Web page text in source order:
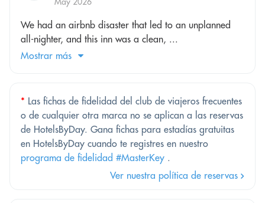
We had an airbnb disaster that led to an unplanned
all-nighter, and this inn was a clean, ...
Mostrar más
* Las fichas de fidelidad del club de viajeros frecuentes
o de cualquier otra marca no se aplican a las reservas
de HotelsByDay. Gana fichas para estadías gratuitas
en HotelsByDay cuando te registres en nuestro
programa de fidelidad #MasterKey .
Ver nuestra política de reservas